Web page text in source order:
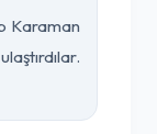
Karaman